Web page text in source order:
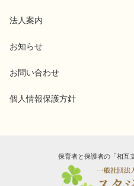
保育者と保護者の「相互
法人案内
お知らせ
お問い合わせ
個人情報保護方針